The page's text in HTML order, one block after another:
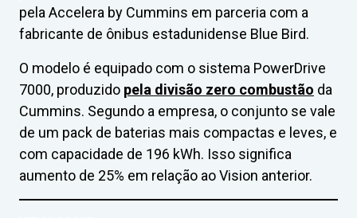
pela Accelera by Cummins em parceria com a
fabricante de ônibus estadunidense Blue Bird.
O modelo é equipado com o sistema PowerDrive
7000, produzido pela divisão zero combustão da
Cummins. Segundo a empresa, o conjunto se vale
de um pack de baterias mais compactas e leves, e
com capacidade de 196 kWh. Isso significa
aumento de 25% em relação ao Vision anterior.